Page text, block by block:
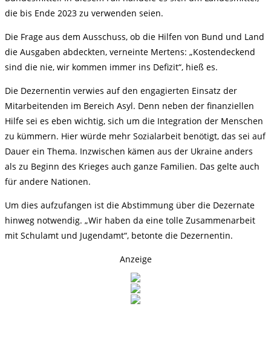
die bis Ende 2023 zu verwenden seien.
Die Frage aus dem Ausschuss, ob die Hilfen von Bund und Land
die Ausgaben abdeckten, verneinte Mertens: „Kostendeckend
sind die nie, wir kommen immer ins Defizit“, hieß es.
Die Dezernentin verwies auf den engagierten Einsatz der
Mitarbeitenden im Bereich Asyl. Denn neben der finanziellen
Hilfe sei es eben wichtig, sich um die Integration der Menschen
zu kümmern. Hier würde mehr Sozialarbeit benötigt, das sei auf
Dauer ein Thema. Inzwischen kämen aus der Ukraine anders
als zu Beginn des Krieges auch ganze Familien. Das gelte auch
für andere Nationen.
Um dies aufzufangen ist die Abstimmung über die Dezernate
hinweg notwendig. „Wir haben da eine tolle Zusammenarbeit
mit Schulamt und Jugendamt“, betonte die Dezernentin.
Anzeige